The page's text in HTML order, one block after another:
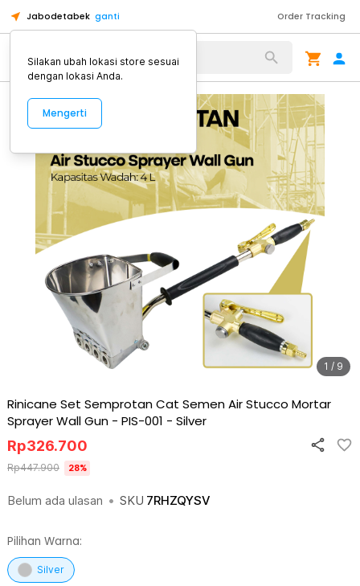
Jabodetabek ganti Order Tracking
Alat Kopi
1 / 9
Rinicane Set Semprotan Cat Semen Air Stucco Mortar
Sprayer Wall Gun - PIS-001 - Silver
Belum ada ulasan • SKU 7RHZQYSV
Rp326.700
Rp447.900 28%
Pilihan Warna:
Silver
Silakan ubah lokasi store sesuai
dengan lokasi Anda.
Mengerti